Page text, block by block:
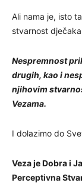
Ali nama je, isto
stvarnost
Nespremnost
drugih, kao i
njihovim
Vezama.
I dolazimo do
Veza je Dobra i
Perceptivna